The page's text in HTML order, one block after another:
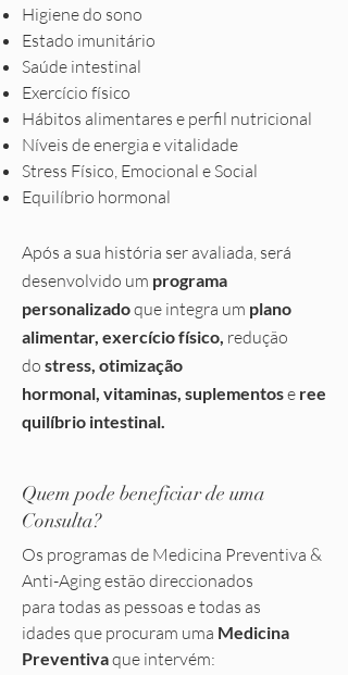
Higiene do sono
Estado imunitário
Saúde intestinal
Exercício físico
Hábitos alimentares e perfil nutricional
Níveis de energia e vitalidade
Stress Físico, Emocional e Social
Equilíbrio hormonal
Após a sua história ser avaliada, será
desenvolvido um programa
personalizadoque integra um plano
alimentar, exercício físico, redução
do stress, otimização
hormonal, vitaminas, suplementose ree
quilíbrio intestinal.
Quem pode beneficiar de uma
Consulta?
Os programas de Medicina Preventiva &
Anti-Aging estão direccionados
para todas as pessoas e todas as
idades que procuram uma Medicina
Preventivaque intervém: